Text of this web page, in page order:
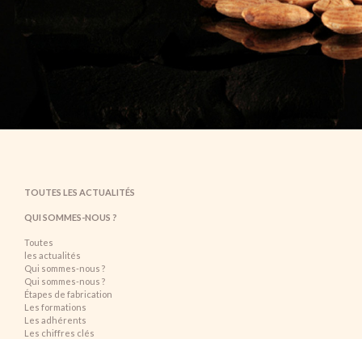
TOUTES LES ACTUALITÉS
QUI SOMMES-NOUS ?
Toutes
les actualités
Qui sommes-nous ?
Qui sommes-nous ?
Étapes de fabrication
Les formations
Les adhérents
Les chiffres clés